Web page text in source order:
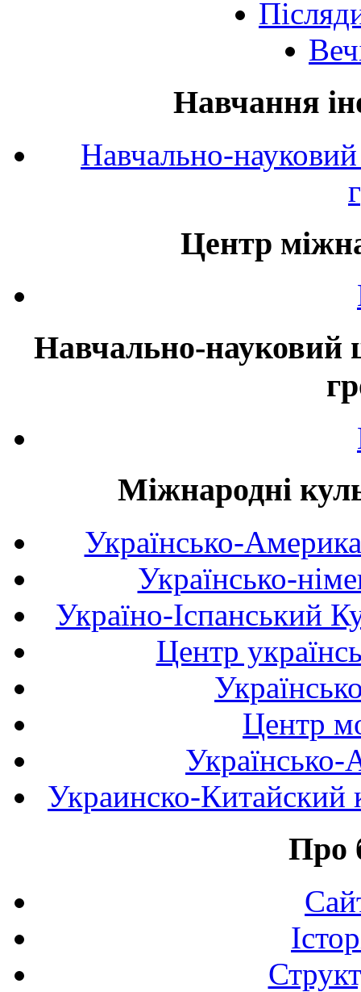
Навчання
Навчально-
Центр
Навчально-науковий
Міжнародні
Українсько-
Українсько-
Україно-Іспанський
Центр
Центр
Українсько-
Украинско-Китайский
Про